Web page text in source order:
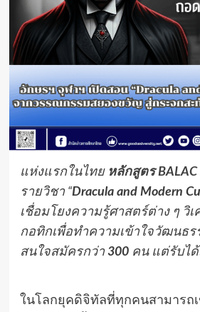
แห่งแรกในไทย หลักสูตรBALAC
รายวิชา “Dracula and Modern
เชื่อมโยงความรู้ศาสตร์ต่าง ๆ วิ
กอทิกเพื่อทำความเข้าใจวัฒนธ
สนใจสมัครกว่า 300 คน แต่รับได้
ในโลกยุคดิจิทัลที่ทุกคนสามารถ